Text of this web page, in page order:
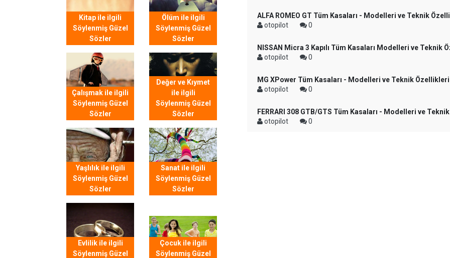
Kitap ile ilgili
Söylenmiş Güzel
Sözler
Ölüm ile ilgili
Söylenmiş Güzel
Sözler
Çalışmak ile ilgili
Söylenmiş Güzel
Sözler
Değer ve Kıymet
ile ilgili
Söylenmiş Güzel
Sözler
Yaşlılık ile ilgili
Söylenmiş Güzel
Sözler
Sanat ile ilgili
Söylenmiş Güzel
Sözler
Evlilik ile ilgili
Söylenmiş Güzel
Çocuk ile ilgili
Söylenmiş Güzel
ALFA ROMEO GT Tüm Kasaları - Modelleri ve Teknik
otopilot
0
NISSAN Micra 3 Kapılı Tüm Kasaları Modelleri ve Teknik
otopilot
0
MG XPower Tüm Kasaları - Modelleri ve Teknik Özellikleri
otopilot
0
FERRARI 308 GTB/GTS Tüm Kasaları - Modelleri ve
otopilot
0